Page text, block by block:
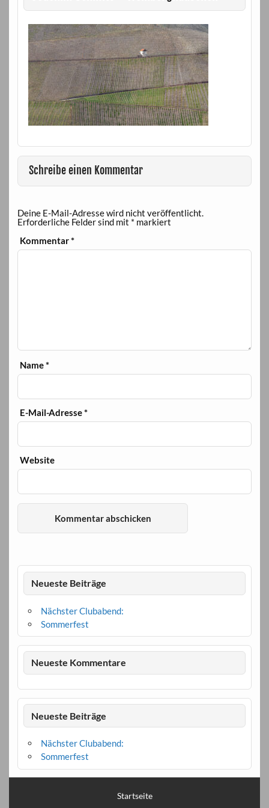
Schreibe einen Kommentar
Deine E-Mail-Adresse wird nicht veröffentlicht.
Erforderliche Felder sind mit * markiert
Kommentar*
Name*
E-Mail-Adresse*
Website
Neueste Beiträge
Nächster Clubabend:
Sommerfest
Neueste Kommentare
Neueste Beiträge
Nächster Clubabend:
Sommerfest
Startseite